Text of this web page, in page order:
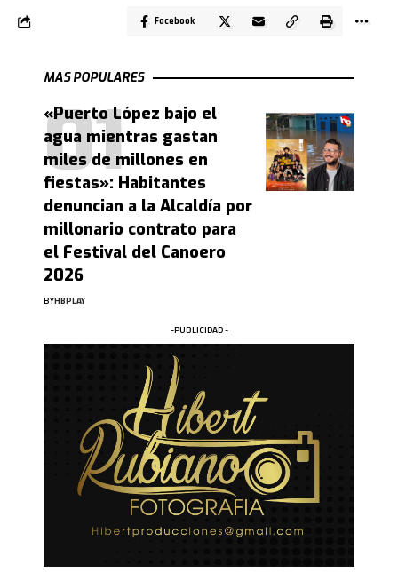
Facebook
MAS POPULARES
«Puerto López bajo el
agua mientras gastan
miles de millones en
fiestas»: Habitantes
denuncian a la Alcaldía por
millonario contrato para
el Festival del Canoero
2026
BYHBPLAY
-PUBLICIDAD -